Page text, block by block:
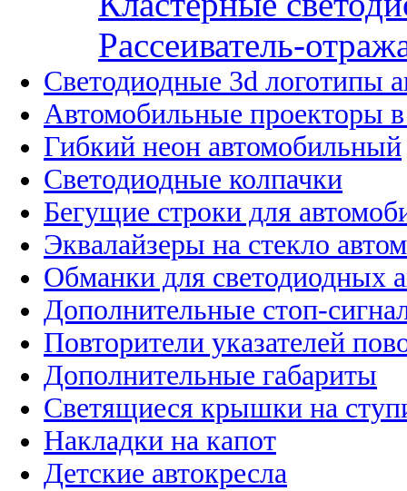
Рассеиватель-
Светодиодные 3d логотипы
Автомобильные проекторы
Гибкий неон автомобильный
Светодиодные колпачки
Бегущие строки для
Эквалайзеры на стекло
Обманки для светодиодных
Дополнительные стоп-
Повторители указателей
Дополнительные габариты
Светящиеся крышки на
Накладки на капот
Детские автокресла